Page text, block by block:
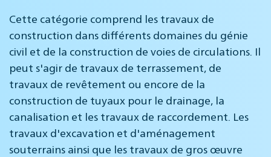
Cette catégorie comprend les travaux de
construction dans différents domaines du génie
civil et de la construction de voies de circulations. Il
peut s'agir de travaux de terrassement, de
travaux de revêtement ou encore de la
construction de tuyaux pour le drainage, la
canalisation et les travaux de raccordement. Les
travaux d'excavation et d'aménagement
souterrains ainsi que les travaux de gros œuvre